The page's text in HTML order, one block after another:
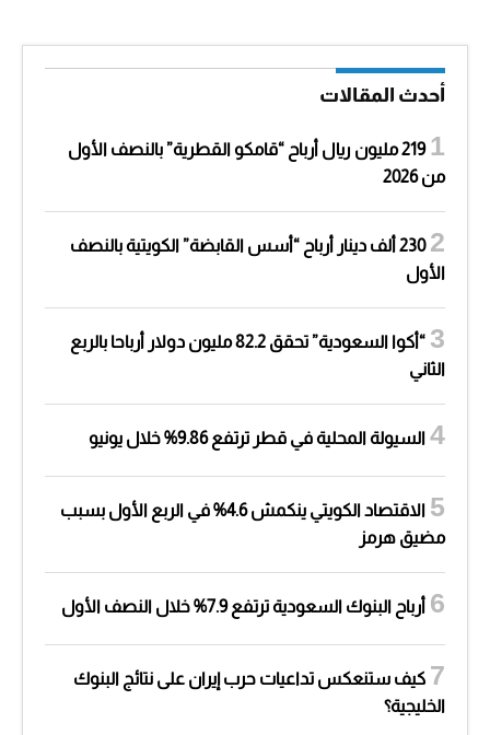
أحدث المقالات
219 مليون ريال أرباح “قامكو القطرية” بالنصف الأول
من 2026
230 ألف دينار أرباح “أسس القابضة” الكويتية بالنصف
الأول
“أكوا السعودية” تحقق 82.2 مليون دولار أرباحا بالربع
الثاني
السيولة المحلية في قطر ترتفع 9.86% خلال يونيو
الاقتصاد الكويتي ينكمش 4.6% في الربع الأول بسبب
مضيق هرمز
أرباح البنوك السعودية ترتفع 7.9% خلال النصف الأول
كيف ستنعكس تداعيات حرب إيران على نتائج البنوك
الخليجية؟